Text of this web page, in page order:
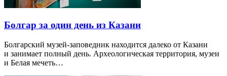
Болгар за один день из Казани
Болгарский музей-заповедник находится далеко от Казани
и занимает полный день. Археологическая территория, музеи
и Белая мечеть…